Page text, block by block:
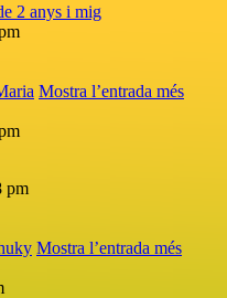
2 anys i mig
Mostra l’entrada més
pm
Mostra l’entrada més